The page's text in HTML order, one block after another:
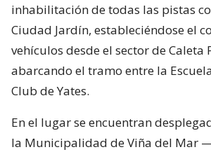
inhabilitación de todas las pistas
Ciudad Jardín, estableciéndose el
vehículos desde el sector de Caleta
abarcando el tramo entre la
Club de Yates.
En el lugar se encuentran
la Municipalidad de Viña del Mar